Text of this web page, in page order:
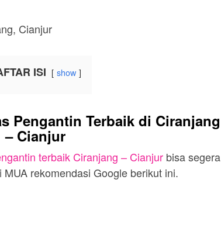
ISI show
Pengantin Terbaik di Ciranjang
– Cianjur
terbaik Ciranjang – Cianjurbisa segera
rekomendasi Google berikut ini.